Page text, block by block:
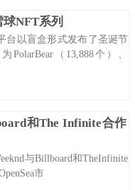
NFT系列
台以盲盒形式发布了圣诞节
PolarBear（13,888个）、
和The Infinite合作
与Billboard和TheInfinite
市